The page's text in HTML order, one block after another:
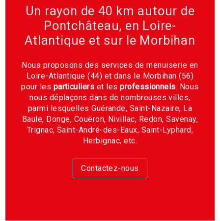
Un rayon de 40 km autour de
Pontchâteau, en Loire-
Atlantique et sur le Morbihan
Nous proposons des services de menuiserie en
Loire-Atlantique (44) et dans le Morbihan (56)
pour les particuliers et lesprofessionnels. Nous
nous déplaçons dans de nombreuses villes,
parmi lesquelles Guérande, Saint-Nazaire, La
Baule, Donge, Couëron, Nivillac, Redon, Savenay,
Trignac, Saint-André-des-Eaux, Saint-Lyphard,
Herbignac, etc.
Contactez-nous